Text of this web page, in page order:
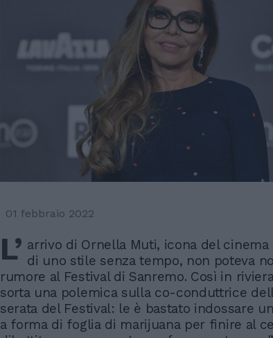
01 febbraio 2022
L’ arrivo di Ornella Muti, icona del cinema
di uno stile senza tempo, non poteva
rumore al Festival di Sanremo. Così in
sorta una polemica sulla co-conduttrice
serata del Festival: le è bastato indossare
a forma di foglia di marijuana per finire al